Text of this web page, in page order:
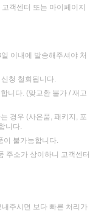
객센터 또는 마이페이지
이내에 발송해주셔야 처
청 철회됩니다.
니다. (맞교환 불가 / 재고
경우 (사은품, 패키지, 포
니다.
이 불가능합니다.
주소가 상이하니 고객센터
주시면 보다 빠른 처리가